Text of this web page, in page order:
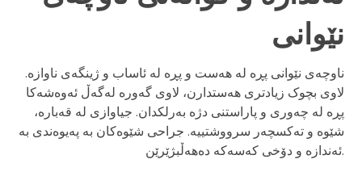
نێوانی
ناوچەی نێوانی پڕە لە هەست و پڕە لە ئاساب و ژینگەی ناوازە.
لاوی بچوک زیادتری هەستدارن، لاوی گەورە لەگەڵ ئەوەشەکا
پڕە لە چەوری و پاراستنی دژە بەرلکدان. جیاوازی لە قەبارە،
شێوە و تەکسچەر سرووشتییە. جراحی شێوەکان بە پەیوەندی بە
ئەندازە و دۆخی کەسەکە دەهەڵبژێرێن.